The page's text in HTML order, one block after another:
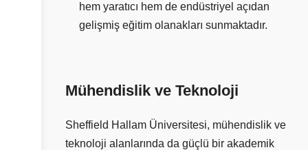
hem yaratıcı hem de endüstriyel açıdan
gelişmiş eğitim olanakları sunmaktadır.
Mühendislik ve Teknoloji
Sheffield Hallam Üniversitesi, mühendislik ve
teknoloji alanlarında da güçlü bir akademik